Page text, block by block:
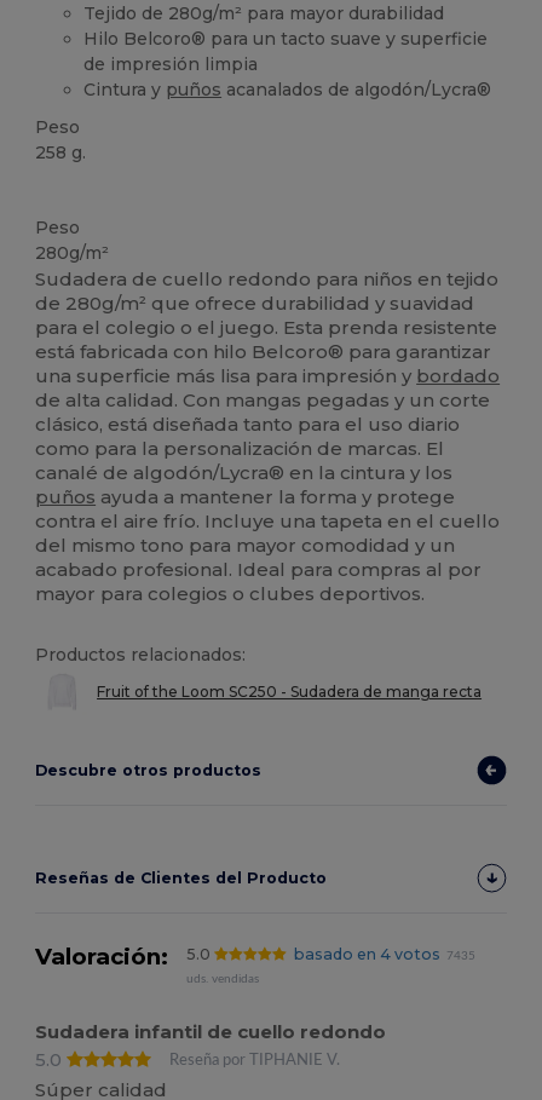
Tejido de 280g/m² para mayor durabilidad
Hilo Belcoro® para un tacto suave y superficie
de impresión limpia
Cintura y puños acanalados de algodón/Lycra®
Peso
258 g.
Peso
280g/m²
Sudadera de cuello redondo para niños en tejido
de 280g/m² que ofrece durabilidad y suavidad
para el colegio o el juego. Esta prenda resistente
está fabricada con hilo Belcoro® para garantizar
una superficie más lisa para impresión y bordado
de alta calidad. Con mangas pegadas y un corte
clásico, está diseñada tanto para el uso diario
como para la personalización de marcas. El
canalé de algodón/Lycra® en la cintura y los
puños ayuda a mantener la forma y protege
contra el aire frío. Incluye una tapeta en el cuello
del mismo tono para mayor comodidad y un
acabado profesional. Ideal para compras al por
mayor para colegios o clubes deportivos.
Productos relacionados:
Fruit of the Loom SC250 - Sudadera de manga recta
Descubre otros productos
Reseñas de Clientes del Producto
Valoración: 5.0 basado en 4 votos
7435
uds. vendidas
Sudadera infantil de cuello redondo
5.0
Reseña por TIPHANIE V.
Súper calidad